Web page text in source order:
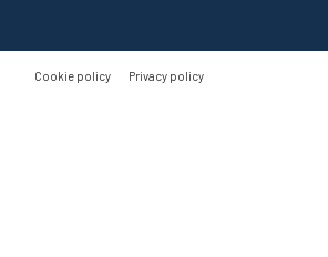
Cookie policy Privacy policy